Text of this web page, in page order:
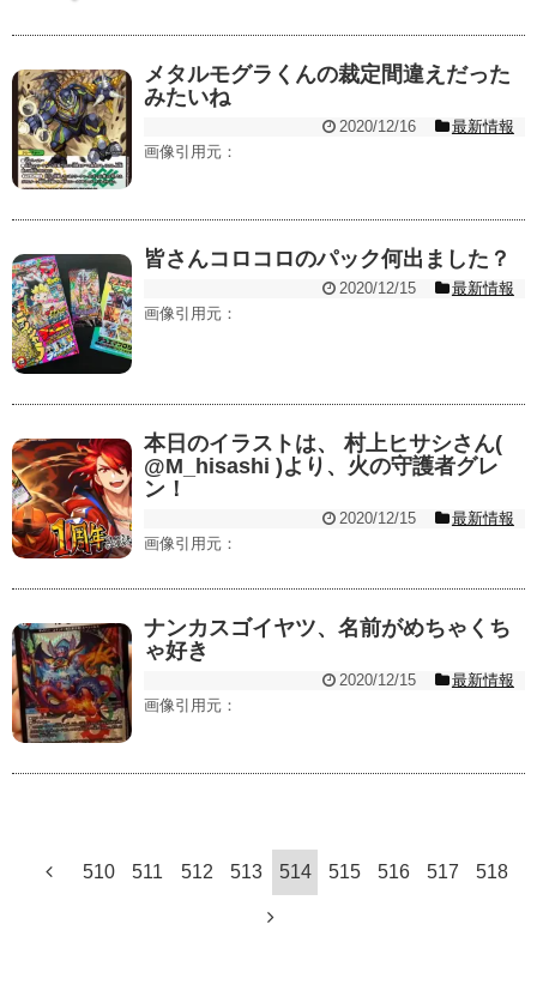
メタルモグラくんの裁定間違えだった
みたいね
2020/12/16
最新情報
画像引用元：
皆さんコロコロのパック何出ました？
2020/12/15
最新情報
画像引用元：
本日のイラストは、 村上ヒサシさん(
@M_hisashi )より、火の守護者グレ
ン！
2020/12/15
最新情報
画像引用元：
ナンカスゴイヤツ、名前がめちゃくち
ゃ好き
2020/12/15
最新情報
画像引用元：
510 511 512 513 514 515 516 517 518